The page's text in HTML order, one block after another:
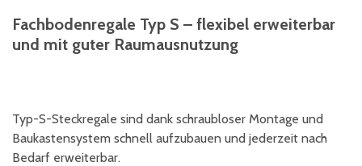
Fachbodenregale Typ S – flexibel erweiterbar
und mit guter Raumausnutzung
Typ-S-Steckregale sind dank schraubloser Montage und
Baukastensystem schnell aufzubauen und jederzeit nach
Bedarf erweiterbar.